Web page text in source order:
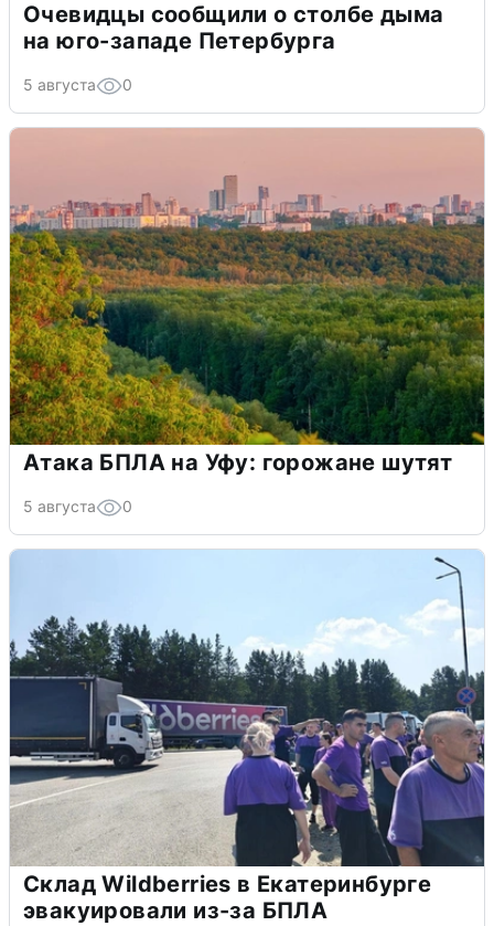
Очевидцы сообщили о столбе дыма
на юго-западе Петербурга
5 августа 0
Атака БПЛА на Уфу: горожане шутят
5 августа 0
Склад Wildberries в Екатеринбурге
эвакуировали из-за БПЛА